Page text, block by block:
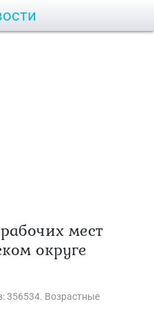
мест
округе
356534. Возрастные